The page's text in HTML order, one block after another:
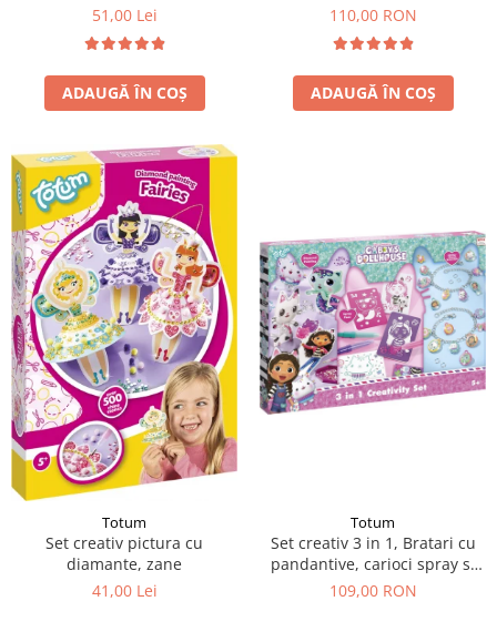
51,00 Lei
ADAUGĂ ÎN COȘ
110,00 RON
ADAUGĂ ÎN COȘ
Totum
Set creativ pictura cu
diamante, zane
41,00 Lei
Totum
Set creativ 3 in 1, Bratari cu
pandantive, carioci spray si
diamont painting, Gabby's
109,00 RON